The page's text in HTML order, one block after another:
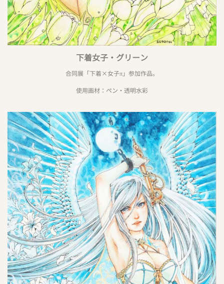
下着女子・グリーン
合同展「下着×女子π」参加作品。
使用画材：ペン・透明水彩